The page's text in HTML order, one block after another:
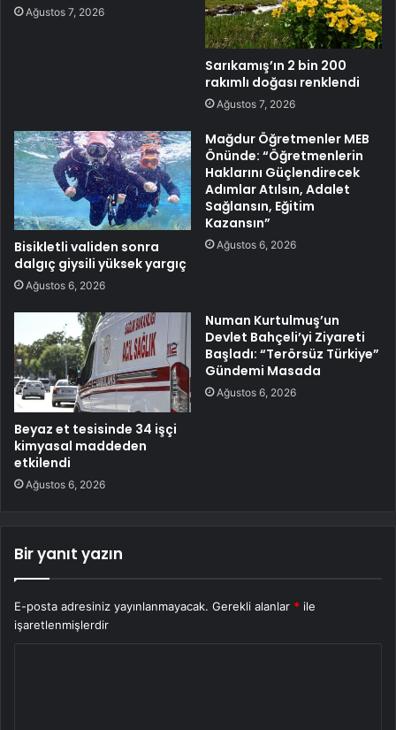
Ağustos 7, 2026
Sarıkamış’ın 2 bin 200
rakımlı doğası renklendi
Ağustos 7, 2026
Bisikletli validen sonra
dalgıç giysili yüksek yargıç
Ağustos 6, 2026
Mağdur Öğretmenler MEB
Önünde: “Öğretmenlerin
Haklarını Güçlendirecek
Adımlar Atılsın, Adalet
Sağlansın, Eğitim
Kazansın”
Ağustos 6, 2026
Beyaz et tesisinde 34 işçi
kimyasal maddeden
etkilendi
Ağustos 6, 2026
Numan Kurtulmuş’un
Devlet Bahçeli’yi Ziyareti
Başladı: “Terörsüz Türkiye”
Gündemi Masada
Ağustos 6, 2026
Bir yanıt yazın
E-posta adresiniz yayınlanmayacak. Gerekli alanlar * ile
işaretlenmişlerdir